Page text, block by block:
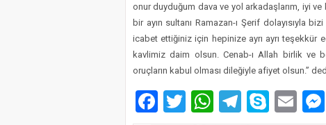
onur duyduğum dava ve yol arkadaşlarım, iyi
bir ayın sultanı Ramazan-ı Şerif dolayısıyla
icabet ettiğiniz için hepinize ayrı ayrı teşekkür
kavlimiz daim olsun. Cenab-ı Allah birlik ve
oruçların kabul olması dileğiyle afiyet olsun.”
Facebook
Twitter
WhatsApp
Skype